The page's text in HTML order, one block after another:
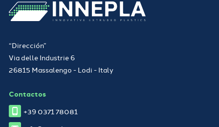
“Dirección”
Via delle Industrie 6
26815 Massalengo - Lodi - Italy
Contactos
+39 0371 78081